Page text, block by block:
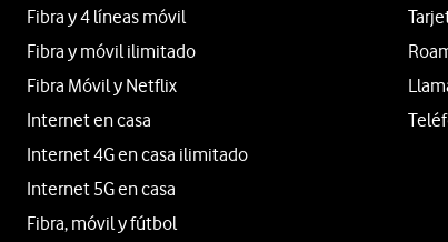
Fibra y 4 líneas móvil
Fibra y móvil ilimitado
Fibra Móvil y Netflix
Internet en casa
Internet 4G en casa ilimitado
Internet 5G en casa
Fibra, móvil y fútbol